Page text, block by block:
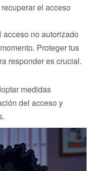
el acceso
no autorizado
Proteger tus
responder es crucial.
medidas
del acceso y